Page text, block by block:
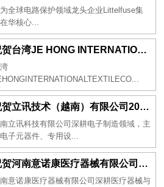
全球电路保护领域龙头企业Littelfuse集
华核心...
祝贺台湾JE HONG INTERNATIONAL TEXTILE CO., LTD 2026年一次性成功通过GRS认证
祝贺立讯技术（越南）有限公司2026年一次性成功通过RBA-VAP审核获得金牌评级！
立讯科技有限公司深耕电子制造领域，主
子元器件、专用设...
祝贺河南意诺康医疗器械有限公司2026年一次性成功通过GMP认证
意诺康医疗器械有限公司深耕医疗器械与